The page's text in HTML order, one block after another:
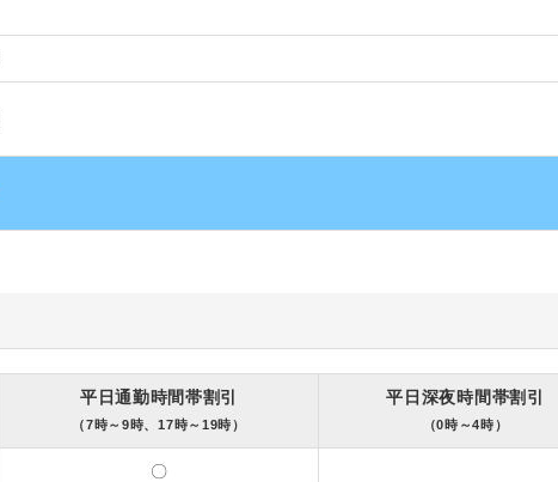
平日通勤時間帯割引
（7時～9時、17時～19時）
平日深夜時間帯割引
（0時～4時）
〇